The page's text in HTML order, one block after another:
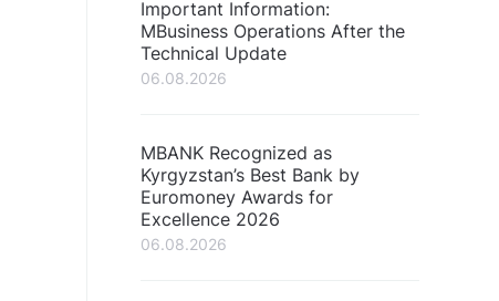
Important Information:
MBusiness Operations After the
Technical Update
06.08.2026
MBANK Recognized as
Kyrgyzstan’s Best Bank by
Euromoney Awards for
Excellence 2026
06.08.2026